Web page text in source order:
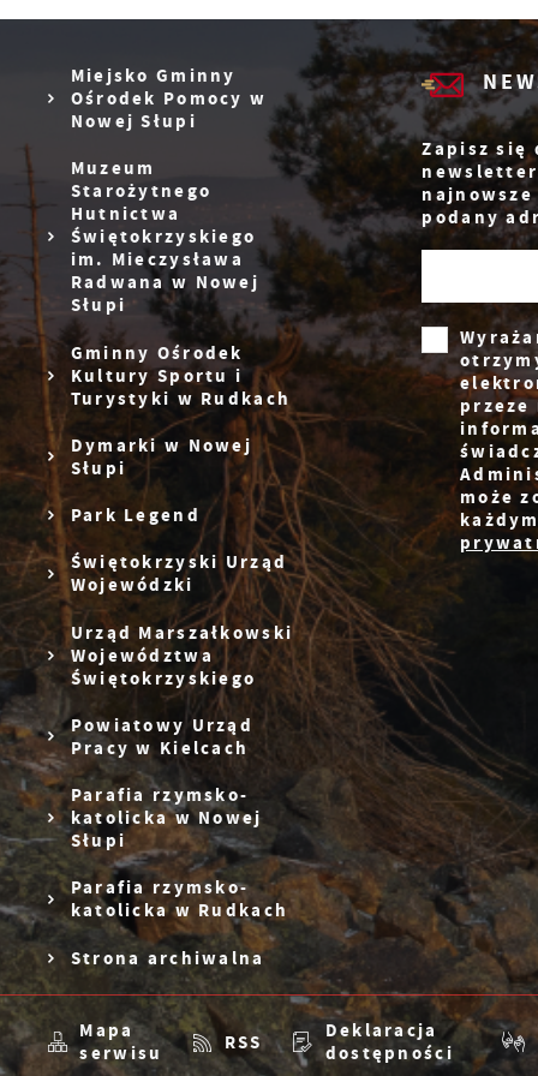
Miejsko Gminny
Ośrodek Pomocy w
Nowej Słupi
Muzeum
Starożytnego
Hutnictwa
Świętokrzyskiego
im. Mieczysława
Radwana w Nowej
Słupi
Gminny Ośrodek
Kultury Sportu i
Turystyki w Rudkach
Dymarki w Nowej
Słupi
Park Legend
Świętokrzyski Urząd
Wojewódzki
Urząd Marszałkowski
Województwa
Świętokrzyskiego
Powiatowy Urząd
Pracy w Kielcach
Parafia rzymsko-
katolicka w Nowej
Słupi
Parafia rzymsko-
katolicka w Rudkach
Strona archiwalna
Zapisz się
podany
przeze
może
Mapa
serwisu
RSS
Deklaracja
dostępności